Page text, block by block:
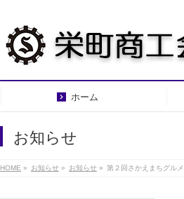
ホーム
お知らせ
HOME » お知らせ » お知らせ » 第２回さかえまちグル